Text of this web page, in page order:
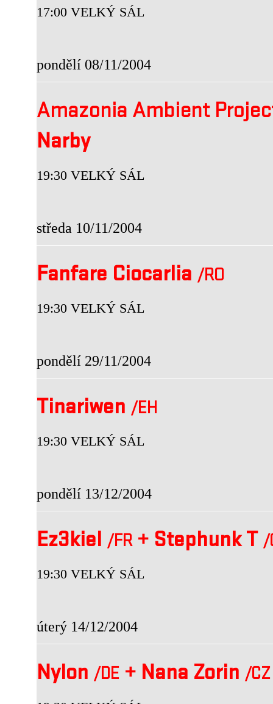
17:00 VELKÝ SÁL
pondělí 08/11/2004
Amazonia Ambient
Narby
19:30 VELKÝ SÁL
středa 10/11/2004
Fanfare Ciocarlia /RO
19:30 VELKÝ SÁL
pondělí 29/11/2004
Tinariwen /EH
19:30 VELKÝ SÁL
pondělí 13/12/2004
Ez3kiel /FR + Stephunk T /
19:30 VELKÝ SÁL
úterý 14/12/2004
Nylon /DE + Nana Zorin /CZ